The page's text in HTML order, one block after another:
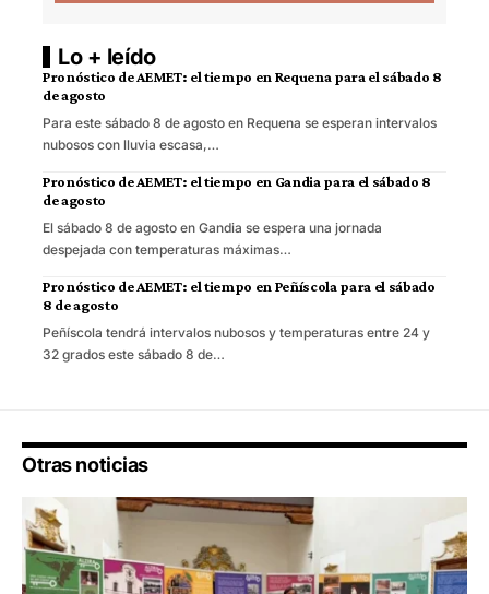
Lo + leído
Pronóstico de AEMET: el tiempo en Requena para el sábado 8
de agosto
Para este sábado 8 de agosto en Requena se esperan intervalos
nubosos con lluvia escasa,…
Pronóstico de AEMET: el tiempo en Gandia para el sábado 8
de agosto
El sábado 8 de agosto en Gandia se espera una jornada
despejada con temperaturas máximas…
Pronóstico de AEMET: el tiempo en Peñíscola para el sábado
8 de agosto
Peñíscola tendrá intervalos nubosos y temperaturas entre 24 y
32 grados este sábado 8 de…
Otras noticias